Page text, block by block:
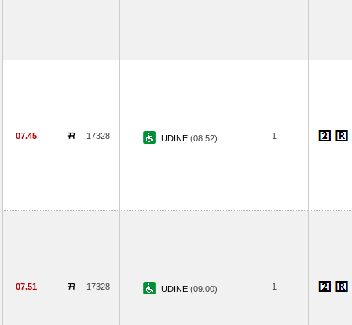
07.45 17328 UDINE (08.52) 1
07.51 17328 UDINE (09.00) 1